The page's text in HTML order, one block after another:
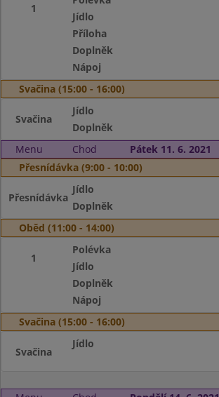
1
Jídlo
Příloha
Doplněk
Nápoj
Svačina (15:00 - 16:00)
Svačina
Jídlo
Doplněk
Menu
Chod
Pátek 11. 6. 2021
Přesnídávka (9:00 - 10:00)
Přesnídávka
Jídlo
Doplněk
Oběd (11:00 - 14:00)
1
Polévka
Jídlo
Doplněk
Nápoj
Svačina (15:00 - 16:00)
Svačina
Jídlo